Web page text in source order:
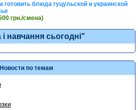
блюда гуцульской и украинской
грн./смена)
навчання сьогодні"
Новости по темам